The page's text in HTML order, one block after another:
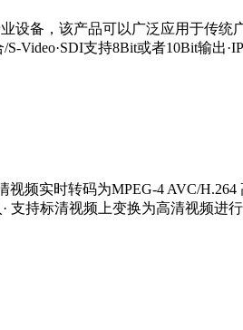
设备，该产品可以广泛应用于传
Video·SDI支持8Bit或者10Bit输出
频实时转码为MPEG-4 AVC/
支持标清视频上变换为高清视频进